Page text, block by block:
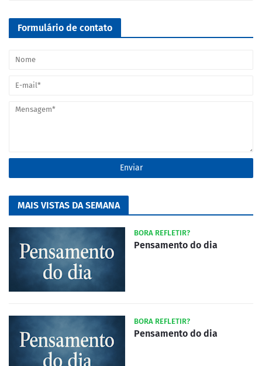
Formulário de contato
MAIS VISTAS DA SEMANA
BORA REFLETIR?
Pensamento do dia
BORA REFLETIR?
Pensamento do dia